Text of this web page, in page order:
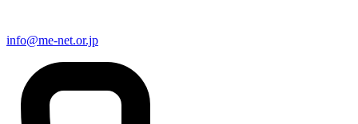
info@me-net.or.jp